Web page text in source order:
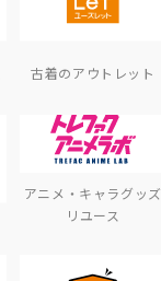
古着のアウトレット
アニメ・キャラグッズ
リユース